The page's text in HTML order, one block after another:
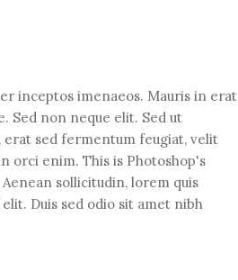
inceptos imenaeos. Mauris in erat
Sed non neque elit. Sed ut
sed fermentum feugiat, velit
orci enim. This is Photoshop's
sollicitudin, lorem quis
Duis sed odio sit amet nibh